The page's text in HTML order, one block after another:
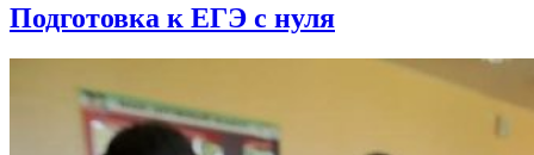
Подготовка к ЕГЭ с нуля